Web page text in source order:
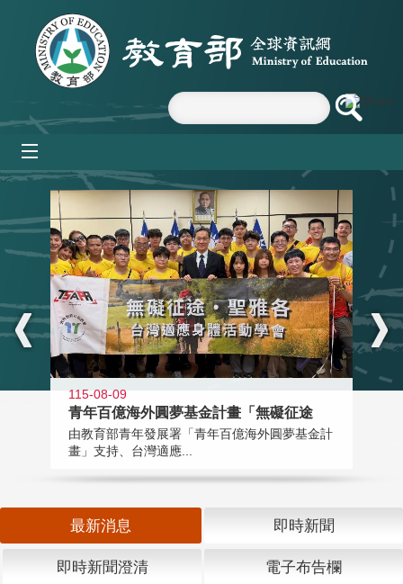
跳到主要內容區塊
:::
115-08-09
青年百億海外圓夢基金計畫「無礙征途
由教育部青年發展署「青年百億海外圓夢基金計
畫」支持、台灣適應...
最新消息 即時新聞
即時新聞澄清 電子布告欄